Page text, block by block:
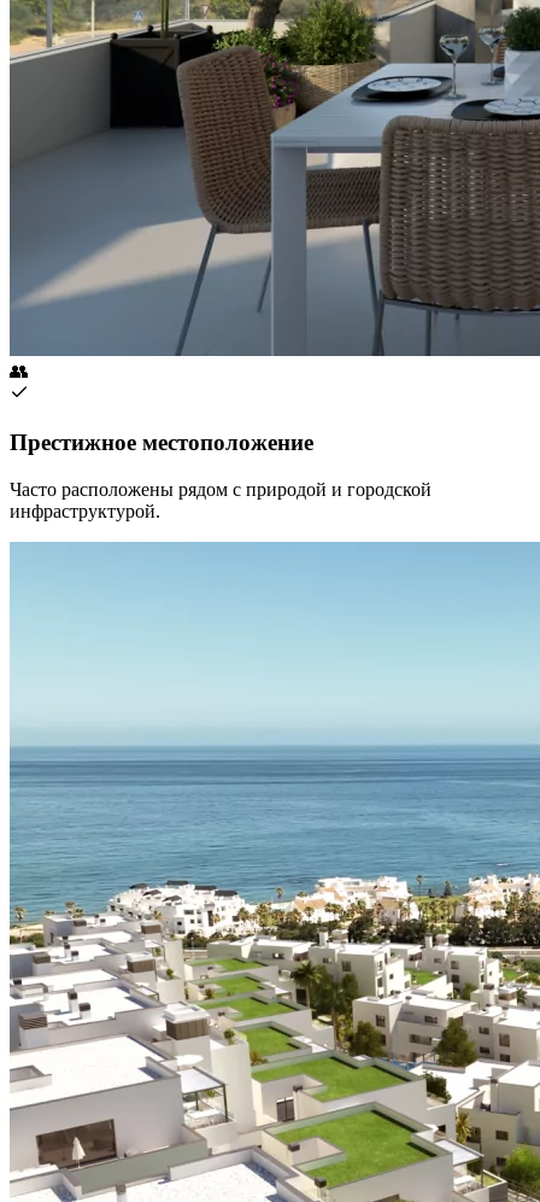
👥
Престижное местоположение
Часто расположены рядом с природой и городской
инфраструктурой.